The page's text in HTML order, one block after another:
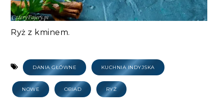
Ryż z kminem.
DANIA GŁÓWNE KUCHNIA INDYJSKA
NOWE OBIAD RYŻ